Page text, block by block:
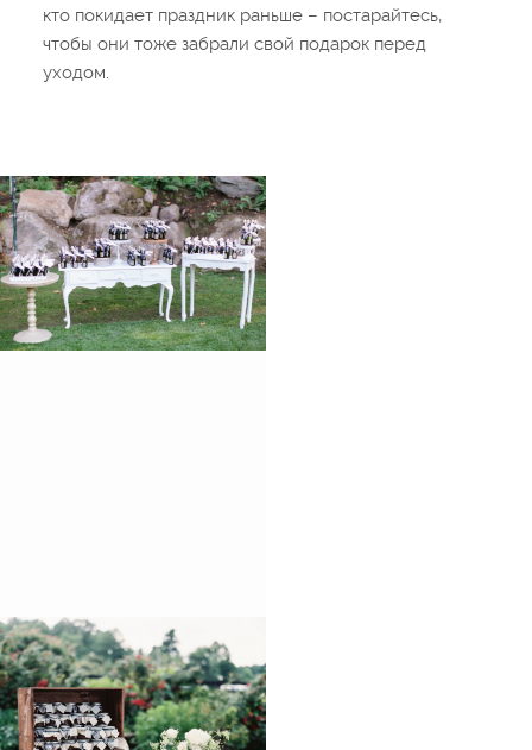
кто покидает праздник раньше – постарайтесь,
чтобы они тоже забрали свой подарок перед
уходом.